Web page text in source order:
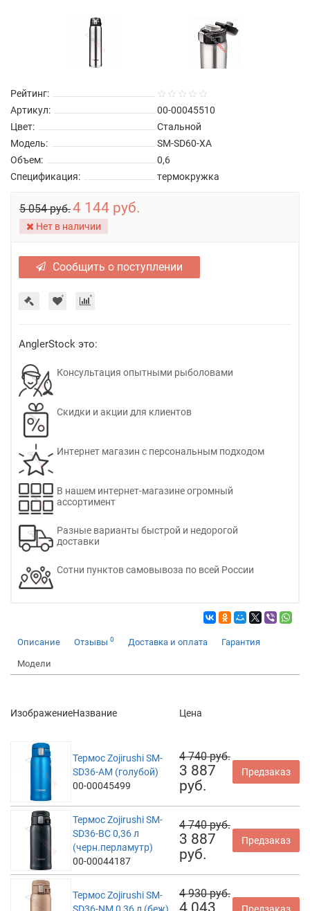
Рейтинг:
Артикул:
00-00045510
Цвет:
Стальной
Модель:
SM-SD60-XA
Объем:
0,6
Спецификация:
термокружка
5 054 руб.4 144 руб.
Нет в наличии
Сообщить о поступлении
AnglerStock это:
Консультация опытными рыболовами
Скидки и акции для клиентов
Интернет магазин с персональным подходом
В нашем интернет-магазине огромный
ассортимент
Разные варианты быстрой и недорогой
доставки
Сотни пунктов самовывоза по всей России
Описание Отзывы 0 Доставка и оплата Гарантия
Модели
ИзображениеНазвание Цена
Термос Zojirushi SM-
SD36-AM (голубой)
00-00045499
4 740 руб.
3 887
руб.
Предзаказ
Термос Zojirushi SM-
SD36-BC 0,36 л
(черн.перламутр)
00-00044187
4 740 руб.
3 887
руб.
Предзаказ
Термос Zojirushi SM-
4 930 руб.
4 043